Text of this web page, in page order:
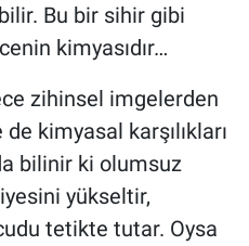
Bu bir sihir gibi
kimyasıdır…
zihinsel imgelerden
kimyasal karşılıkları
bilinir ki olumsuz
yükseltir,
tetikte tutar. Oysa